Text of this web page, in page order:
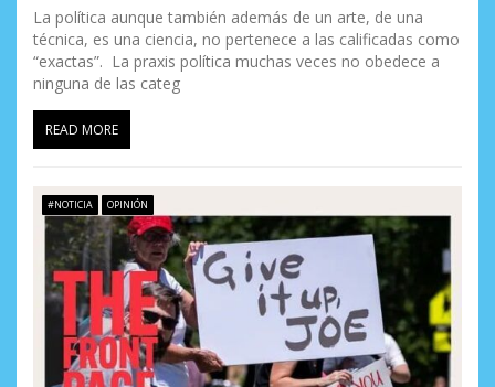
La política aunque también además de un arte, de una
técnica, es una ciencia, no pertenece a las calificadas como
“exactas”. La praxis política muchas veces no obedece a
ninguna de las categ
READ MORE
#NOTICIA OPINIÓN